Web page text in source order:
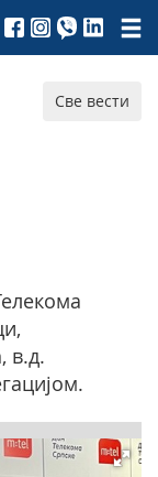
Све вести
в.д.